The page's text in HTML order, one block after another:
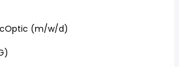
(m/w/d)